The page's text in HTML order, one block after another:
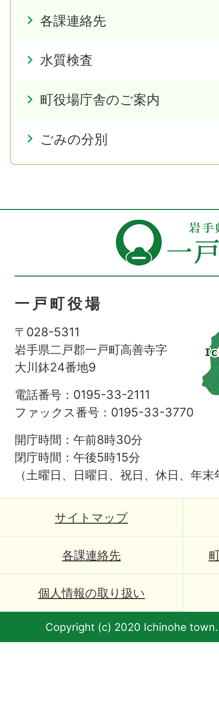
各課連絡先
水質検査
町役場庁舎のご案内
ごみの分別
一戸町役場
〒028-5311
岩手県二戸郡一戸町高善寺字
大川鉢24番地9
電話番号：0195-33-2111
ファックス番号：0195-33-3770
開庁時間：午前8時30分
閉庁時間：午後5時15分
（土曜日、日曜日、祝日、休日、年
サイトマップ
各課連絡先
個人情報の取り扱い
Copyright (c) 2020 Ichinohe